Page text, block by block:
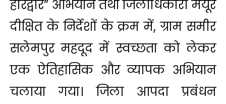
हरिद्वार” अभियान तथा जिलाधिकारी मयूर
दीक्षित के निर्देशों के क्रम में, ग्राम समीर
सलेमपुर महदूद में स्वच्छता को लेकर
एक ऐतिहासिक और व्यापक अभियान
चलाया गया। जिला आपदा प्रबंधन